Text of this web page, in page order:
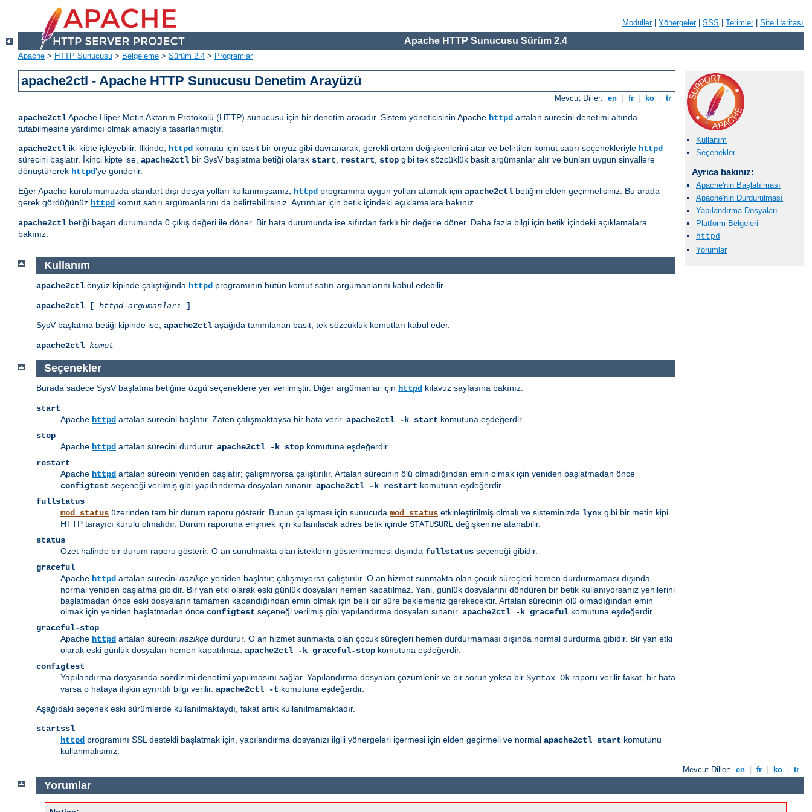
Modüller| Yönergeler| SSS Terimler| Site Haritası
Apache HTTP Sunucusu Sürüm 2.4
Apache > HTTP Sunucusu > Belgeleme > Sürüm 2.4 > Programlar
apache2ctl - Apache HTTP Sunucusu Denetim Arayüzü
Mevcut Diller: en fr ko tr
apache2ctlApache Hiper Metin Aktarım Protokolü (HTTP) sunucusu için bir denetim aracıdır. Sistem yöneticisinin Apache httpd artalan sürecini denetimi altında
tutabilmesine yardımcı olmak amacıyla tasarlanmıştır.
apache2ctl iki kipte işleyebilir. İlkinde, httpd komutu için basit bir önyüz gibi davranarak, gerekli ortam değişkenlerini atar ve belirtilen komut satırı seçenekleriyle httpd
sürecini başlatır. İkinci kipte ise, apache2ctl bir SysV başlatma betiği olarak start, restart, stop gibi tek sözcüklük basit argümanlar alır ve bunları uygun sinyallere
dönüştürerek httpd'ye gönderir.
Eğer Apache kurulumunuzda standart dışı dosya yolları kullanmışsanız, httpd programına uygun yolları atamak için apache2ctl betiğini elden geçirmelisiniz. Bu arada
gerek gördüğünüz httpd komut satırı argümanlarını da belirtebilirsiniz. Ayrıntılar için betik içindeki açıklamalara bakınız.
apache2ctl betiği başarı durumunda 0 çıkış değeri ile döner. Bir hata durumunda ise sıfırdan farklı bir değerle döner. Daha fazla bilgi için betik içindeki açıklamalara
bakınız.
Kullanım
Seçenekler
Ayrıca bakınız:
Apache'nin Başlatılması
Apache'nin Durdurulması
Yapılandırma Dosyaları
Platform Belgeleri
httpd
Yorumlar
Kullanım
apache2ctl önyüz kipinde çalıştığında httpd programının bütün komut satırı argümanlarını kabul edebilir.
apache2ctl [ httpd-argümanları ]
SysV başlatma betiği kipinde ise, apache2ctl aşağıda tanımlanan basit, tek sözcüklük komutları kabul eder.
apache2ctl komut
Seçenekler
Burada sadece SysV başlatma betiğine özgü seçeneklere yer verilmiştir. Diğer argümanlar için httpd kılavuz sayfasına bakınız.
start
Apache httpd artalan sürecini başlatır. Zaten çalışmaktaysa bir hata verir. apache2ctl -k start komutuna eşdeğerdir.
stop
Apache httpd artalan sürecini durdurur. apache2ctl -k stop komutuna eşdeğerdir.
restart
Apache httpd artalan sürecini yeniden başlatır; çalışmıyorsa çalıştırılır. Artalan sürecinin ölü olmadığından emin olmak için yeniden başlatmadan önce
configtest seçeneği verilmiş gibi yapılandırma dosyaları sınanır. apache2ctl -k restart komutuna eşdeğerdir.
fullstatus
mod_status üzerinden tam bir durum raporu gösterir. Bunun çalışması için sunucuda mod_status etkinleştirilmiş olmalı ve sisteminizde lynx gibi bir metin kipi
HTTP tarayıcı kurulu olmalıdır. Durum raporuna erişmek için kullanılacak adres betik içinde STATUSURL değişkenine atanabilir.
status
Özet halinde bir durum raporu gösterir. O an sunulmakta olan isteklerin gösterilmemesi dışında fullstatus seçeneği gibidir.
graceful
Apache httpd artalan sürecini nazikçe yeniden başlatır; çalışmıyorsa çalıştırılır. O an hizmet sunmakta olan çocuk süreçleri hemen durdurmaması dışında
normal yeniden başlatma gibidir. Bir yan etki olarak eski günlük dosyaları hemen kapatılmaz. Yani, günlük dosyalarını döndüren bir betik kullanıyorsanız yenilerini
başlatmadan önce eski dosyaların tamamen kapandığından emin olmak için belli bir süre beklemeniz gerekecektir. Artalan sürecinin ölü olmadığından emin
olmak için yeniden başlatmadan önce configtest seçeneği verilmiş gibi yapılandırma dosyaları sınanır. apache2ctl -k graceful komutuna eşdeğerdir.
graceful-stop
Apache httpd artalan sürecini nazikçe durdurur. O an hizmet sunmakta olan çocuk süreçleri hemen durdurmaması dışında normal durdurma gibidir. Bir yan etki
olarak eski günlük dosyaları hemen kapatılmaz. apache2ctl -k graceful-stop komutuna eşdeğerdir.
configtest
Yapılandırma dosyasında sözdizimi denetimi yapılmasını sağlar. Yapılandırma dosyaları çözümlenir ve bir sorun yoksa bir Syntax Ok raporu verilir fakat, bir hata
varsa o hataya ilişkin ayrıntılı bilgi verilir. apache2ctl -t komutuna eşdeğerdir.
Aşağıdaki seçenek eski sürümlerde kullanılmaktaydı, fakat artık kullanılmamaktadır.
startssl
httpd programını SSL destekli başlatmak için, yapılandırma dosyanızı ilgili yönergeleri içermesi için elden geçirmeli ve normal apache2ctl start komutunu
kullanmalısınız.
Mevcut Diller: en fr ko tr
Yorumlar